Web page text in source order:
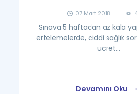
07 Mart 2018
Sınava 5 haftadan az kala
ertelemelerde, ciddi sağlık
ücret...
Devamını Oku